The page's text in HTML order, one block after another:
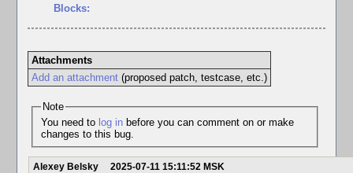
Blocks:
Attachments
Add an attachment(proposed patch, testcase, etc.)
Note
You need to log inbefore you can comment on or make
changes to this bug.
Alexey Belsky 2025-07-11 15:11:52 MSK